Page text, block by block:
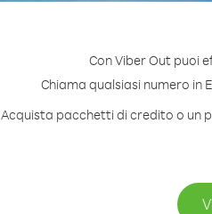
Con Viber Out puoi
Chiama qualsiasi numero in
Acquista pacchetti di credito o un